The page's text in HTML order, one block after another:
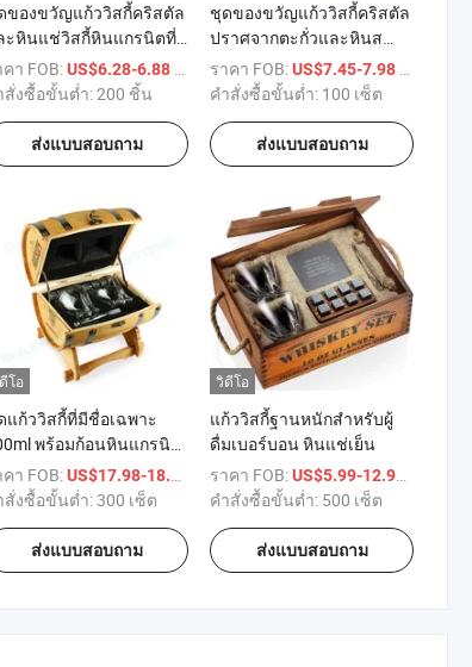
ตัว
ของขวัญแก้ววิสกี้คริสตัล
ะหินแช่วิสกี้หินแกรนิตที่
ซ้ำได้
คา FOB:US$6.28-6.88 / บางส่วน
สั่งซื้อขั้นต่ำ:200 ชิ้น
ส่งแบบสอบถาม
ชุดของขวัญแก้ววิสกี้คริสตัล
ปราศจากตะกั่วและหินส
แตนเลสสำหรับผู้ชาย พ่อ
ของขวัญส่งเสริมการขาย
ราคา FOB:US$7.45-7.98 / เตรียมตั
คำสั่งซื้อขั้นต่ำ: 100 เซ็ต
ส่งแบบสอบถาม
รียมตัว
โอ
แก้ววิสกี้ที่มีชื่อเฉพาะ
พร้อมก้อนหินแกรนิต
หรับวิสกี้ 6 ในกล่องไม้รูป
คา FOB:US$17.98-18.9
/ เตรียมตัว
สั่งซื้อขั้นต่ำ:300 เซ็ต
ส่งแบบสอบถาม
วิดีโอ
แก้ววิสกี้ฐานหนักสำหรับผู้
ดื่มเบอร์บอน หินแช่เย็น
ราคา FOB:US$5.99-12.99
คำสั่งซื้อขั้นต่ำ: 500 เซ็ต
ส่งแบบสอบถาม